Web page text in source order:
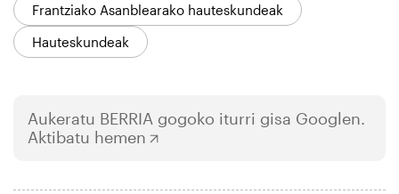
Frantziako Asanblearako hauteskundeak
Hauteskundeak
Aukeratu BERRIA gogoko iturri gisa Googlen.
Aktibatu hemen